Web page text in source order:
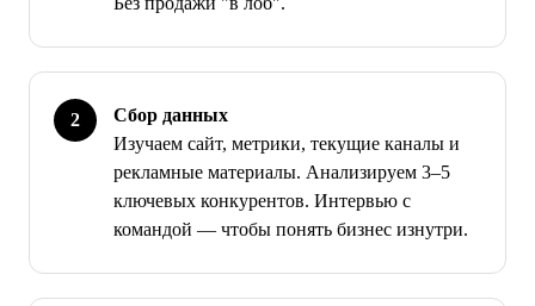
Сбор данных
Изучаем сайт, метрики, текущие каналы и
рекламные материалы. Анализируем 3–5
ключевых конкурентов. Интервью с
командой — чтобы понять бизнес изнутри.